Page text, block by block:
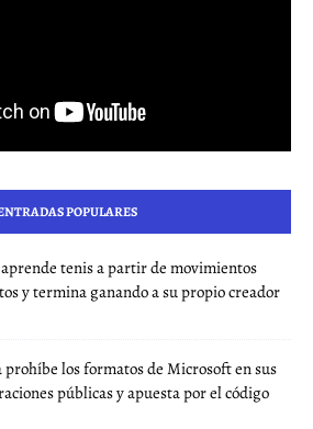
POPULARES
tenis a partir de movimientos
y termina ganando a su propio creador
prohíbe los formatos de Microsoft en sus
públicas y apuesta por el código